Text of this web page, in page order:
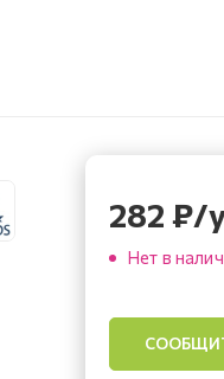
282 ₽/
Нет в